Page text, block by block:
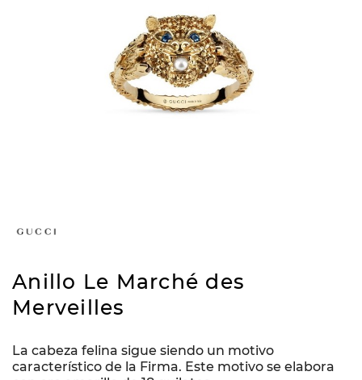
Anillo Le Marché des
Merveilles
La cabeza felina sigue siendo un motivo
característico de la Firma. Este motivo se elabora